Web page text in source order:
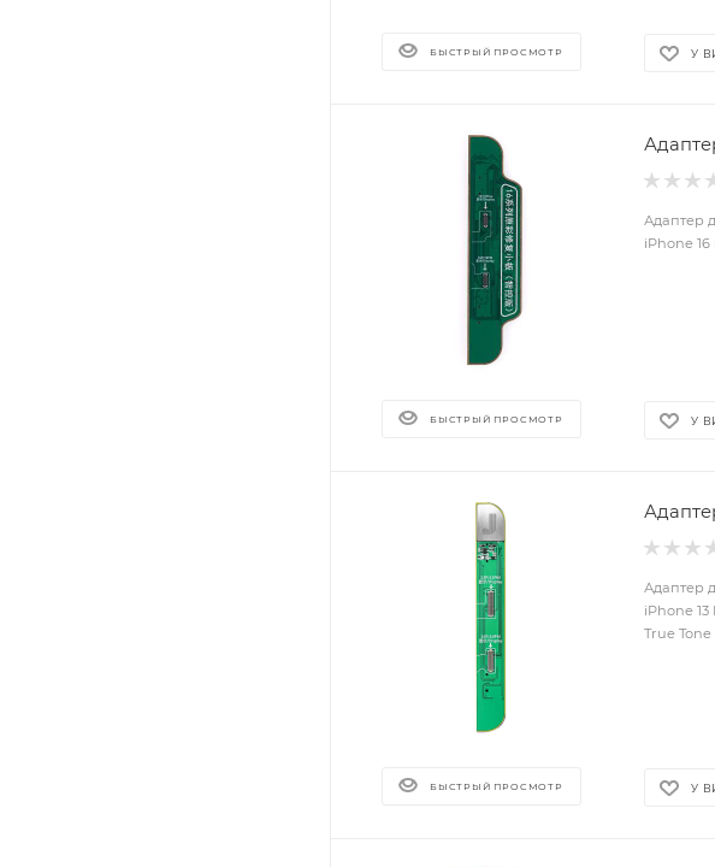
БЫСТРЫЙ ПРОСМОТР У
БЫСТРЫЙ ПРОСМОТР
Адаптер
iPhone
У
БЫСТРЫЙ ПРОСМОТР
Адаптер
iPhone 13
True Tone
У